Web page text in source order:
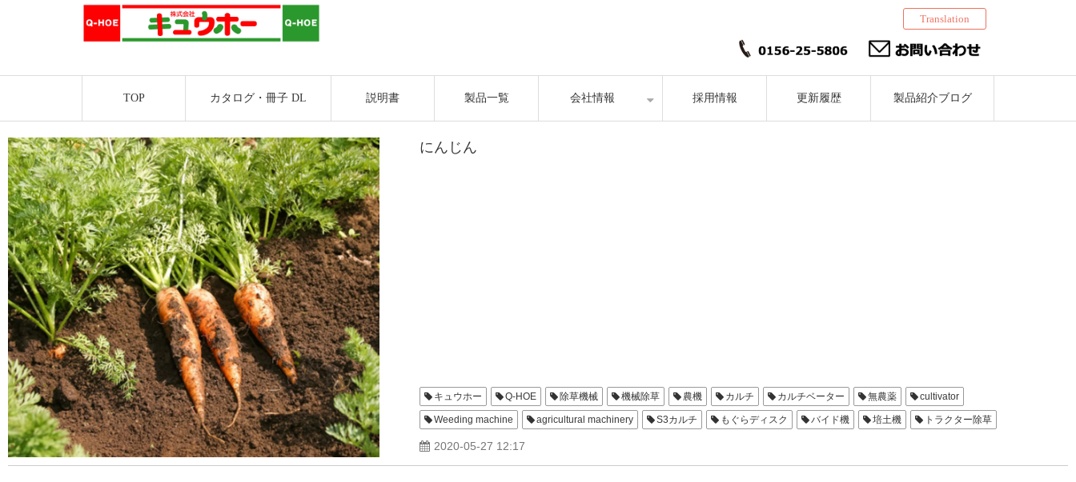
Translation
TOP カタログ・冊子 DL 説明書 製品一覧 会社情報 採用情報 更新履歴 製品紹介ブログ
にんじん
キュウホー Q-HOE 除草機械 機械除草 農機 カルチ カルチベーター 無農薬 cultivator
Weeding machine agricultural machinery S3カルチ もぐらディスク バイド機 培土機 トラクター除草
人参除草機 深耕カッター
2020-05-27 12:17